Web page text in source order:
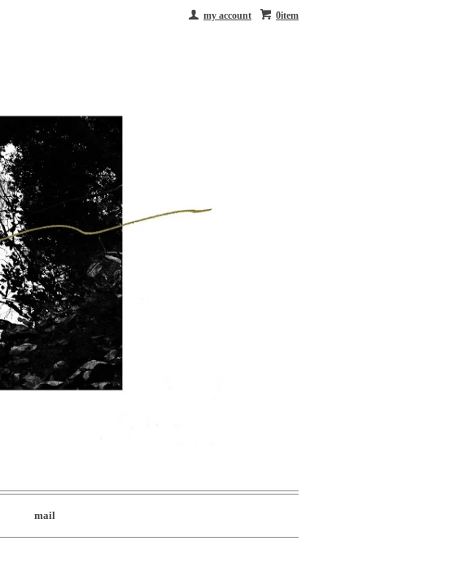
0item
my account
mail